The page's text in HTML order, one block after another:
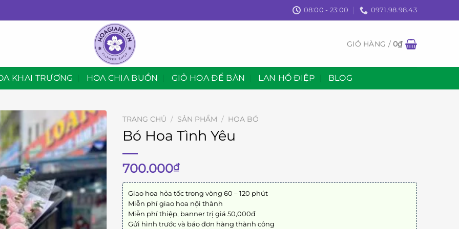
08:00 - 23:00 0971.98.98.43
GIỎ HÀNG /0₫
KHAI TRƯƠNG HOA CHIA BUỒN GIỎ HOA ĐỂ BÀN LAN HỒ ĐIỆP BLOG
TRANG CHỦ / SẢN PHẨM / HOA BÓ
Bó Hoa Tình Yêu
700.000₫
Giao hoa hỏa tốc trong vòng 60 – 120 phút
Miễn phí giao hoa nội thành
Miễn phí thiệp, banner trị giá 50,000đ
Gửi hình trước và báo đơn hàng thành công